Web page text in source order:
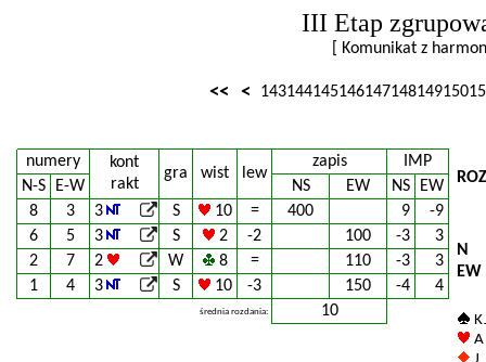
III Etap
[ Komunikat z
<< < 143144145146147148149150
numery
kont
rakt
gra wist lew
zapis
IMP
N-S
E-W NS EW NS
EW
8
3 3 S 10 = 400 9
-9
6
5 3 S 2 -2 100 -3
3
2
7 2 W 8 = 110 -3
3
1
4 3 S 10 -3 150 -4 4
średnia rozdania: 10
N
EW
K
A